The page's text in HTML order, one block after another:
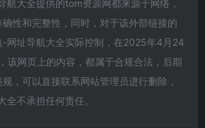
航大全提供的tom资源网都来源于网络，
性和完整性，同时，对于该外部链接的
-网址导航大全实际控制，在2025年4月24
该网页上的内容，都属于合规合法，后期
，可以直接联系网站管理员进行删除，
不承担任何责任。